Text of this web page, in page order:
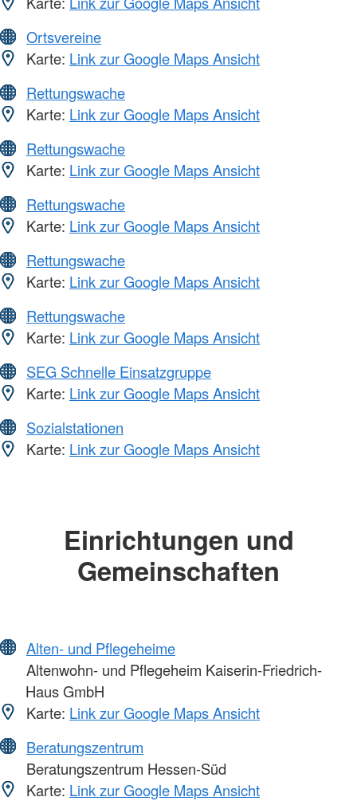
Ortsvereine
Karte: Link zur Google Maps Ansicht
Rettungswache
Karte: Link zur Google Maps Ansicht
Rettungswache
Karte: Link zur Google Maps Ansicht
Rettungswache
Karte: Link zur Google Maps Ansicht
Rettungswache
Karte: Link zur Google Maps Ansicht
Rettungswache
Karte: Link zur Google Maps Ansicht
SEG Schnelle Einsatzgruppe
Karte: Link zur Google Maps Ansicht
Sozialstationen
Karte: Link zur Google Maps Ansicht
Einrichtungen und
Gemeinschaften
Alten- und Pflegeheime
Altenwohn- und Pflegeheim Kaiserin-Friedrich-
Haus GmbH
Karte: Link zur Google Maps Ansicht
Beratungszentrum
Beratungszentrum Hessen-Süd
Karte: Link zur Google Maps Ansicht